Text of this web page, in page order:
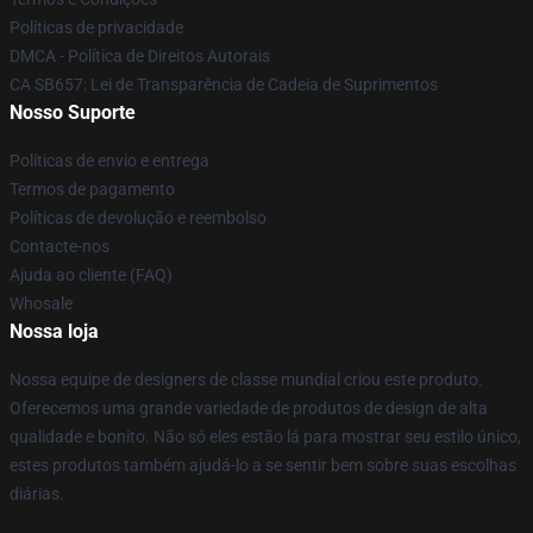
Políticas de privacidade
DMCA - Política de Direitos Autorais
CA SB657: Lei de Transparência de Cadeia de Suprimentos
Nosso Suporte
Políticas de envio e entrega
Termos de pagamento
Políticas de devolução e reembolso
Contacte-nos
Ajuda ao cliente (FAQ)
Whosale
Nossa loja
Nossa equipe de designers de classe mundial criou este produto.
Oferecemos uma grande variedade de produtos de design de alta
qualidade e bonito. Não só eles estão lá para mostrar seu estilo único,
estes produtos também ajudá-lo a se sentir bem sobre suas escolhas
diárias.